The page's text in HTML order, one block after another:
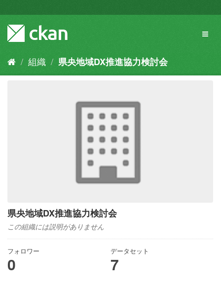
キ
容
組織 県央地域DX推進協力検討会
県央地域DX推進協力検討会
この組織には説明がありません
フォロワー
0
データセット
7